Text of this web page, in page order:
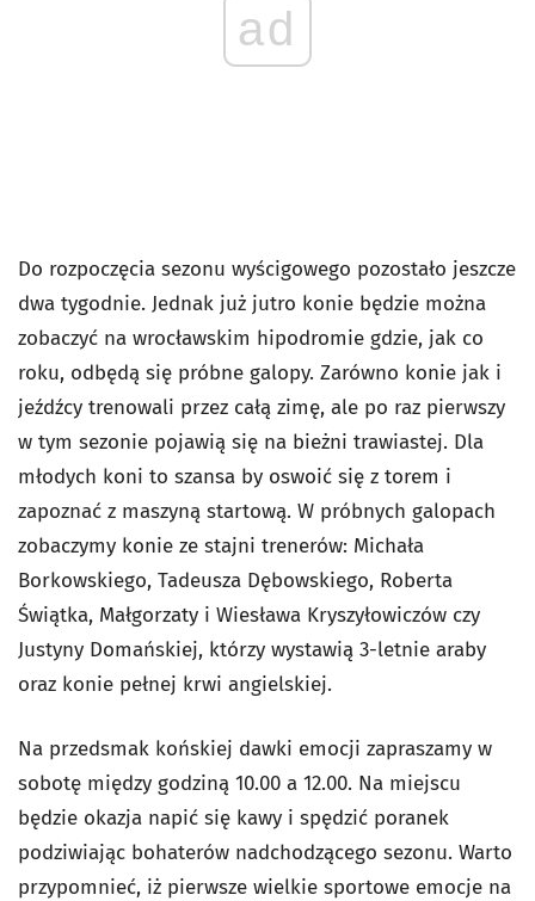
ad
Do rozpoczęcia sezonu wyścigowego pozostało jeszcze
dwa tygodnie. Jednak już jutro konie będzie można
zobaczyć na wrocławskim hipodromie gdzie, jak co
roku, odbędą się próbne galopy. Zarówno konie jak i
jeźdźcy trenowali przez całą zimę, ale po raz pierwszy
w tym sezonie pojawią się na bieżni trawiastej. Dla
młodych koni to szansa by oswoić się z torem i
zapoznać z maszyną startową. W próbnych galopach
zobaczymy konie ze stajni trenerów: Michała
Borkowskiego, Tadeusza Dębowskiego, Roberta
Świątka, Małgorzaty i Wiesława Kryszyłowiczów czy
Justyny Domańskiej, którzy wystawią 3-letnie araby
oraz konie pełnej krwi angielskiej.
Na przedsmak końskiej dawki emocji zapraszamy w
sobotę między godziną 10.00 a 12.00. Na miejscu
będzie okazja napić się kawy i spędzić poranek
podziwiając bohaterów nadchodzącego sezonu. Warto
przypomnieć, iż pierwsze wielkie sportowe emocje na